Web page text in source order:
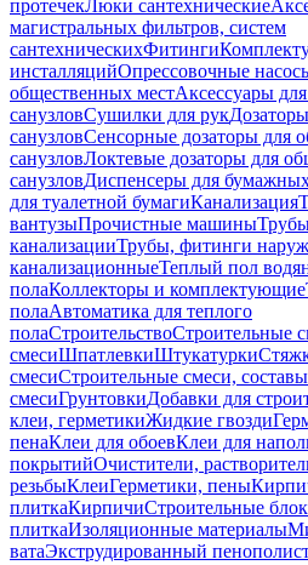
протечекЛюки сантехнические
магистральных фильтров, систем
сантехническихФитинги
инсталляцийОпрессовочные
общественных местАксессуары
санузловСушилки для рук
санузловСенсорные дозаторы для
санузловЛоктевые дозаторы для
санузловДиспенсеры для
для туалетной бумагиКанализация
вантузыПрочистные машины
канализацииТрубы, фитинги
канализационныеТеплый пол
полаКоллекторы и комплектующие
полаАвтоматика для теплого
полаСтроительствоСтроительные
смесиШпатлевкиШтукатурки
смесиСтроительные смеси, составы
смесиГрунтовкиДобавки для
клеи, герметикиЖидкие гвозди
пенаКлеи для обоевКлеи для
покрытийОчистители,
резьбыКлеиГерметики, пены
плиткаКирпичиСтроительные
плиткаИзоляционные материалы
ватаЭкструдированный